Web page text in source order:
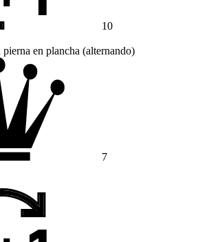
10
en plancha (alternando)
7